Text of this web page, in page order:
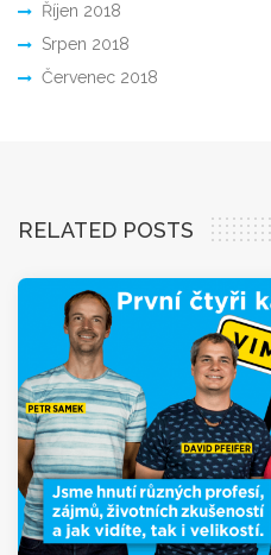
Říjen 2018
Srpen 2018
Červenec 2018
RELATED POSTS